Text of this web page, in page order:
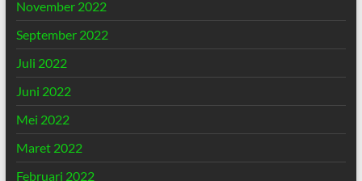
November 2022
September 2022
Juli 2022
Juni 2022
Mei 2022
Maret 2022
Februari 2022